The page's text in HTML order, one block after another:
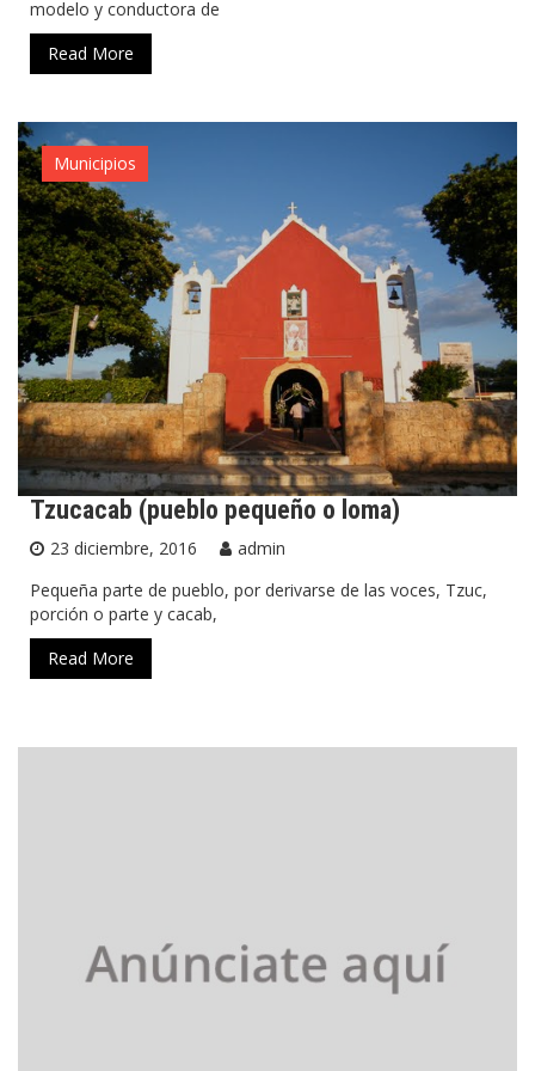
modelo y conductora de
Read More
Municipios
Tzucacab (pueblo pequeño o loma)
23 diciembre, 2016
admin
Pequeña parte de pueblo, por derivarse de las voces, Tzuc,
porción o parte y cacab,
Read More